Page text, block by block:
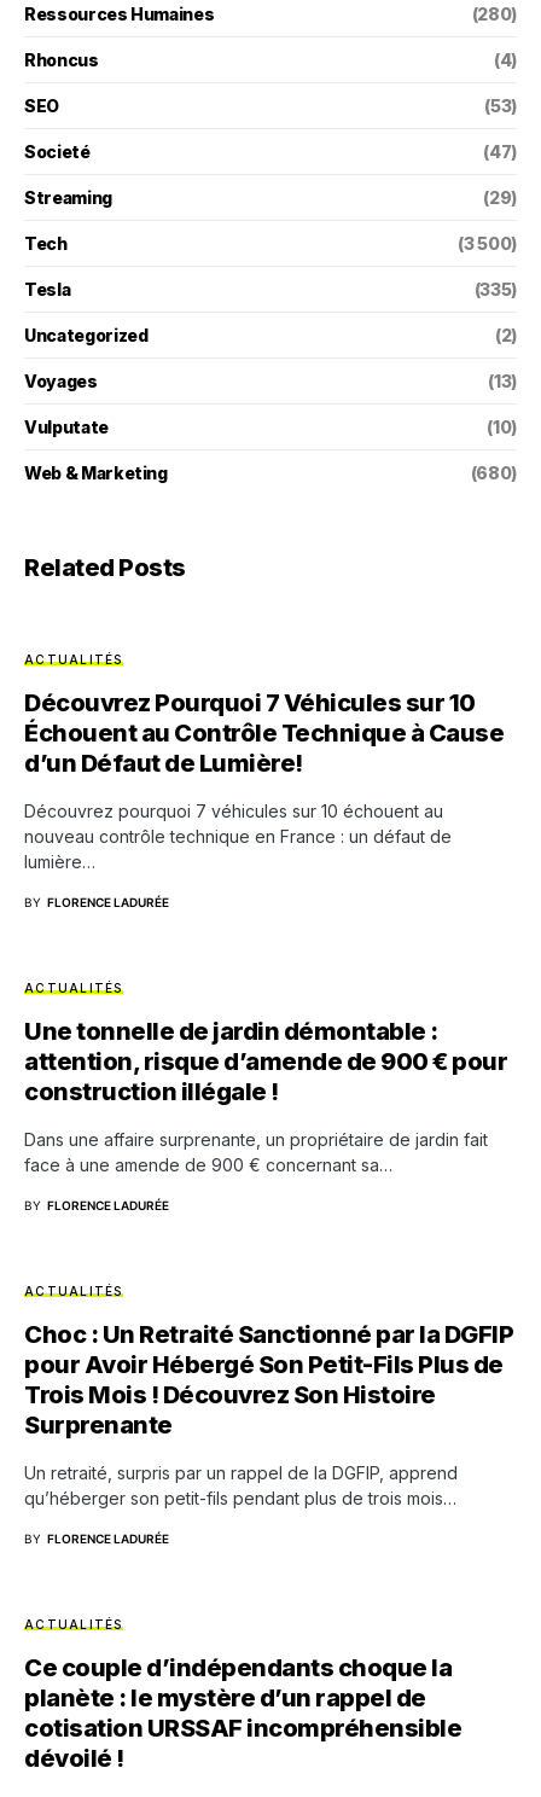
Ressources Humaines (280)
Rhoncus (4)
SEO (53)
Societé (47)
Streaming (29)
Tech (3 500)
Tesla (335)
Uncategorized (2)
Voyages (13)
Vulputate (10)
Web & Marketing (680)
Related Posts
ACTUALITÉS
Découvrez Pourquoi 7 Véhicules sur 10
Échouent au Contrôle Technique à Cause
d’un Défaut de Lumière!
Découvrez pourquoi 7 véhicules sur 10 échouent au
nouveau contrôle technique en France : un défaut de
lumière…
BY FLORENCE LADURÉE
ACTUALITÉS
Une tonnelle de jardin démontable :
attention, risque d’amende de 900 € pour
construction illégale !
Dans une affaire surprenante, un propriétaire de jardin fait
face à une amende de 900 € concernant sa…
BY FLORENCE LADURÉE
ACTUALITÉS
Choc : Un Retraité Sanctionné par la DGFIP
pour Avoir Hébergé Son Petit-Fils Plus de
Trois Mois ! Découvrez Son Histoire
Surprenante
Un retraité, surpris par un rappel de la DGFIP, apprend
qu’héberger son petit-fils pendant plus de trois mois…
BY FLORENCE LADURÉE
ACTUALITÉS
Ce couple d’indépendants choque la
planète : le mystère d’un rappel de
cotisation URSSAF incompréhensible
dévoilé !